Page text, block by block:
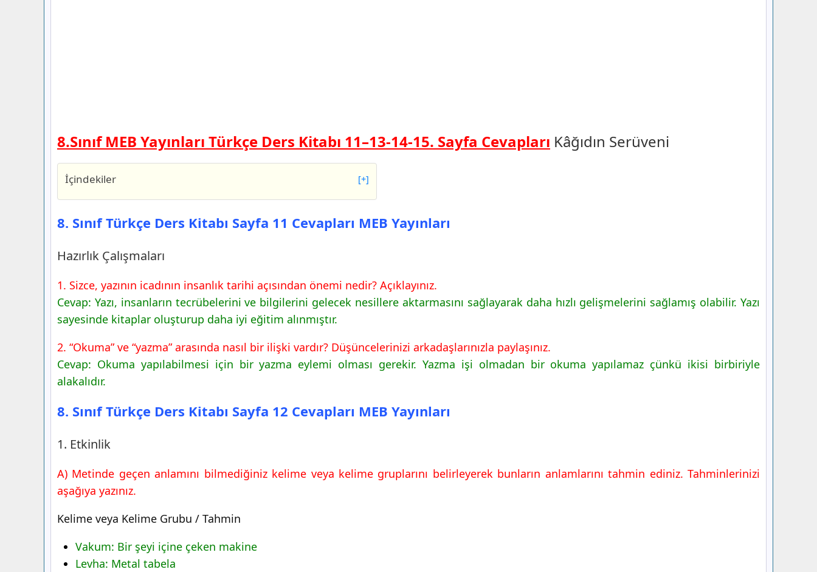
8.Sınıf MEB Yayınları Türkçe Ders Kitabı 11–13-14-15. Sayfa Cevapları Kâğıdın Serüveni
İçindekiler [+]
8. Sınıf Türkçe Ders Kitabı Sayfa 11 Cevapları MEB Yayınları
Hazırlık Çalışmaları
8. Sınıf Türkçe Ders Kitabı Sayfa 12 Cevapları MEB Yayınları
1. Etkinlik
8. Sınıf Türkçe Ders Kitabı Sayfa 13 Cevapları MEB Yayınları
3. Etkinlik
8. Sınıf Türkçe Ders Kitabı Sayfa 14 Cevapları MEB Yayınları
8. Sınıf Türkçe Ders Kitabı Sayfa 15 Cevapları MEB Yayınları
5. Etkinlik
6. Etkinlik
Gelecek Derse Hazırlık
8. Sınıf Türkçe Ders Kitabı Sayfa 11 Cevapları MEB Yayınları
Hazırlık Çalışmaları
1. Sizce, yazının icadının insanlık tarihi açısından önemi nedir? Açıklayınız.
Cevap: Yazı, insanların tecrübelerini ve bilgilerini gelecek nesillere aktarmasını sağlayarak daha hızlı gelişmelerini sağlamış olabilir. Yazı
sayesinde kitaplar oluşturup daha iyi eğitim alınmıştır.
2. “Okuma” ve “yazma” arasında nasıl bir ilişki vardır? Düşüncelerinizi arkadaşlarınızla paylaşınız.
Cevap: Okuma yapılabilmesi için bir yazma eylemi olması gerekir. Yazma işi olmadan bir okuma yapılamaz çünkü ikisi birbiriyle
alakalıdır.
8. Sınıf Türkçe Ders Kitabı Sayfa 12 Cevapları MEB Yayınları
1. Etkinlik
A) Metinde geçen anlamını bilmediğiniz kelime veya kelime gruplarını belirleyerek bunların anlamlarını tahmin ediniz. Tahminlerinizi
aşağıya yazınız.
Kelime veya Kelime Grubu / Tahmin
Vakum: Bir şeyi içine çeken makine
Levha: Metal tabela